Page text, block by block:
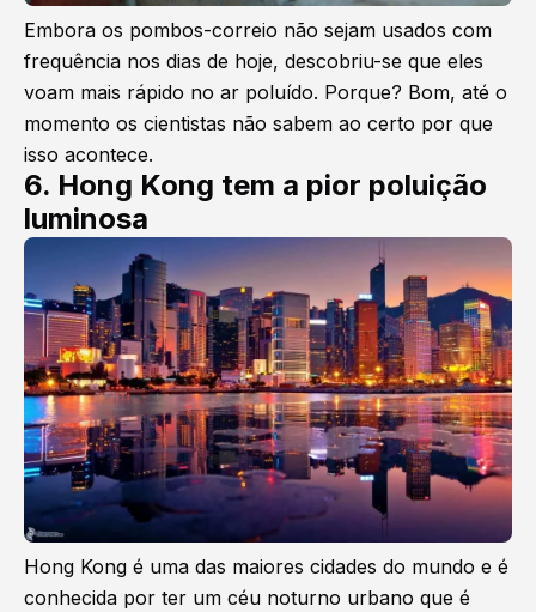
Embora os pombos-correio não sejam usados ​​com
frequência nos dias de hoje, descobriu-se que eles
voam mais rápido no ar poluído. Porque? Bom, até o
momento os cientistas não sabem ao certo por que
isso acontece.
6. Hong Kong tem a pior poluição
luminosa
Hong Kong é uma das maiores cidades do mundo e é
conhecida por ter um céu noturno urbano que é